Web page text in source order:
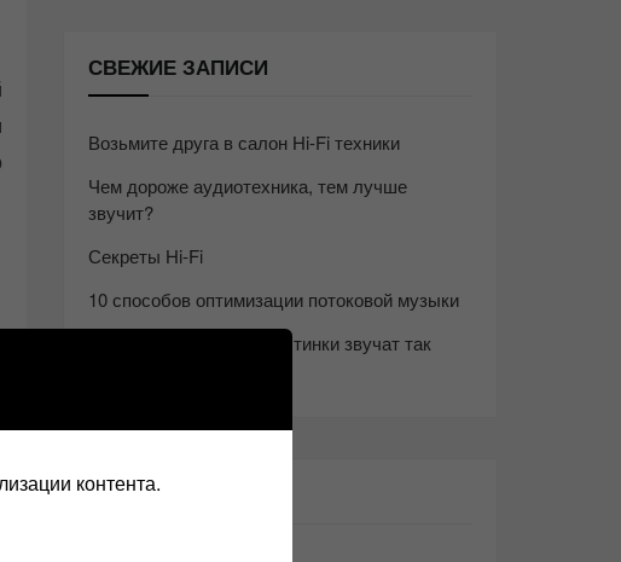
СВЕЖИЕ ЗАПИСИ
Возьмите друга в салон Hi-Fi техники
Чем дороже аудиотехника, тем лучше
звучит?
Секреты Hi-Fi
10 способов оптимизации потоковой музыки
Почему виниловые пластинки звучат так
ЭТО ИНТЕРЕСНО:
контента.